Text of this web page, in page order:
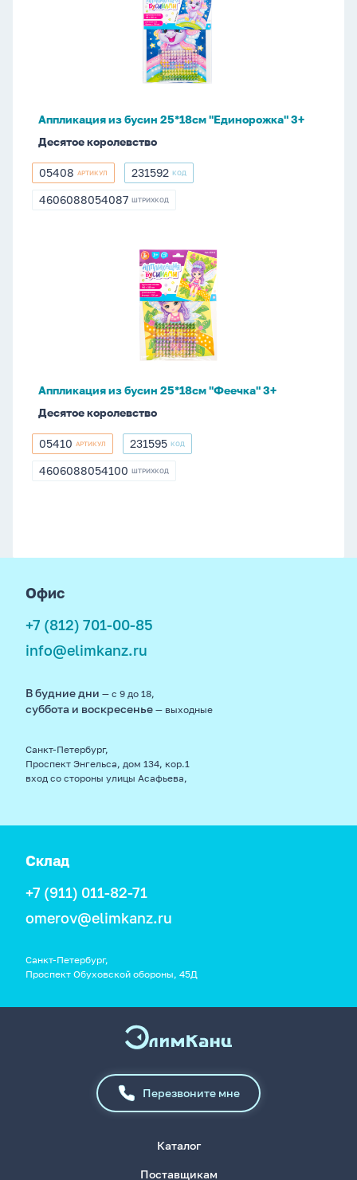
Аппликация из бусин 25*18см "Единорожка" 3+
Десятое королевство
05408
05408 АРТИКУЛ 231592
231592 КОД
4606088054087
4606088054087 ШТРИХКОД
Аппликация из бусин 25*18см "Феечка" 3+
Десятое королевство
05410
05410 АРТИКУЛ 231595
231595 КОД
4606088054100
4606088054100 ШТРИХКОД
Офис
+7 (812) 701-00-85
info@elimkanz.ru
В будние дни — с 9 до 18,
суббота и воскресенье — выходные
Санкт-Петербург,
Проспект Энгельса, дом 134, кор.1
вход со стороны улицы Асафьева,
Склад
+7 (911) 011-82-71
omerov@elimkanz.ru
Санкт-Петербург,
Проспект Обуховской обороны, 45Д
Перезвоните мне
Каталог
Поставщикам